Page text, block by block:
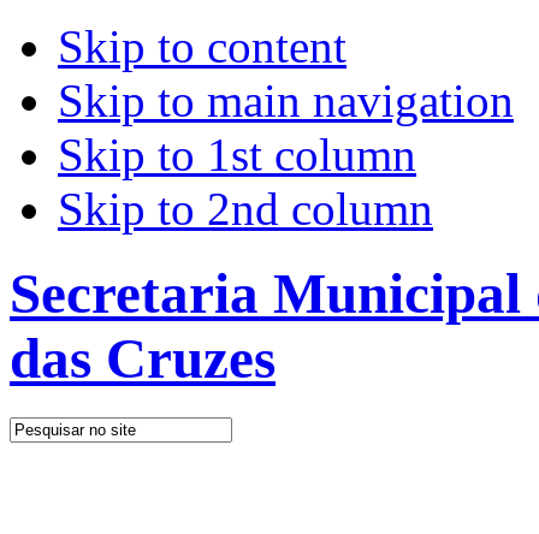
Skip to content
Skip to main navigation
Skip to 1st column
Skip to 2nd column
Secretaria
das Cruzes